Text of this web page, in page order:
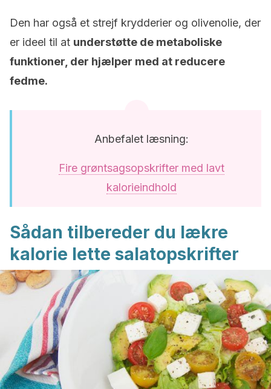
Den har også et strejf krydderier og olivenolie, der
er ideel til at understøtte de metaboliske
funktioner, der hjælper med at reducere
fedme.
Anbefalet læsning:
Fire grøntsagsopskrifter med lavt
kalorieindhold
Sådan tilbereder du lækre
kalorie lette salatopskrifter